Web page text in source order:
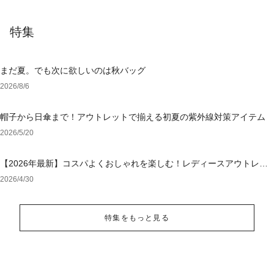
特集
まだ夏。でも次に欲しいのは秋バッグ
2026/8/6
帽子から日傘まで！アウトレットで揃える初夏の紫外線対策アイテム
2026/5/20
【2026年最新】コスパよくおしゃれを楽しむ！レディースアウトレッ
トおすすめブランド特集
2026/4/30
特集をもっと見る